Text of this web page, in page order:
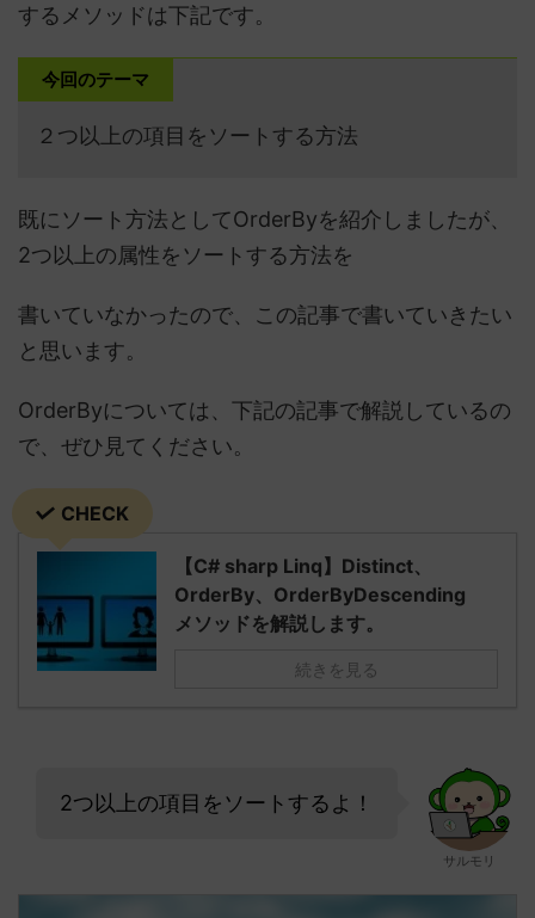
するメソッドは下記です。
今回のテーマ
２つ以上の項目をソートする方法
既にソート方法としてOrderByを紹介しましたが、
2つ以上の属性をソートする方法を
書いていなかったので、この記事で書いていきたい
と思います。
OrderByについては、下記の記事で解説しているの
で、ぜひ見てください。
CHECK
【C# sharp Linq】Distinct、
OrderBy、OrderByDescending
メソッドを解説します。
続きを見る
2つ以上の項目をソートするよ！
サルモリ